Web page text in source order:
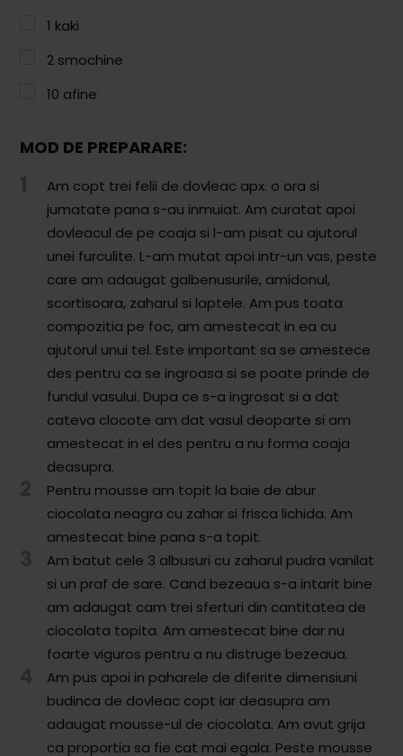
Librărie
Adaugă o rețetă
Regulament de postare
CONCURS
1 kaki
2 smochine
10 afine
MOD DE PREPARARE:
Am copt trei felii de dovleac apx. o ora si
jumatate pana s-au inmuiat. Am curatat apoi
dovleacul de pe coaja si l-am pisat cu ajutorul
unei furculite. L-am mutat apoi intr-un vas, peste
care am adaugat galbenusurile, amidonul,
scortisoara, zaharul si laptele. Am pus toata
compozitia pe foc, am amestecat in ea cu
ajutorul unui tel. Este important sa se amestece
des pentru ca se ingroasa si se poate prinde de
fundul vasului. Dupa ce s-a ingrosat si a dat
cateva clocote am dat vasul deoparte si am
amestecat in el des pentru a nu forma coaja
deasupra.
Pentru mousse am topit la baie de abur
ciocolata neagra cu zahar si frisca lichida. Am
amestecat bine pana s-a topit.
Am batut cele 3 albusuri cu zaharul pudra vanilat
si un praf de sare. Cand bezeaua s-a intarit bine
am adaugat cam trei sferturi din cantitatea de
ciocolata topita. Am amestecat bine dar nu
foarte viguros pentru a nu distruge bezeaua.
Am pus apoi in paharele de diferite dimensiuni
budinca de dovleac copt iar deasupra am
adaugat mousse-ul de ciocolata. Am avut grija
ca proportia sa fie cat mai egala. Peste mousse